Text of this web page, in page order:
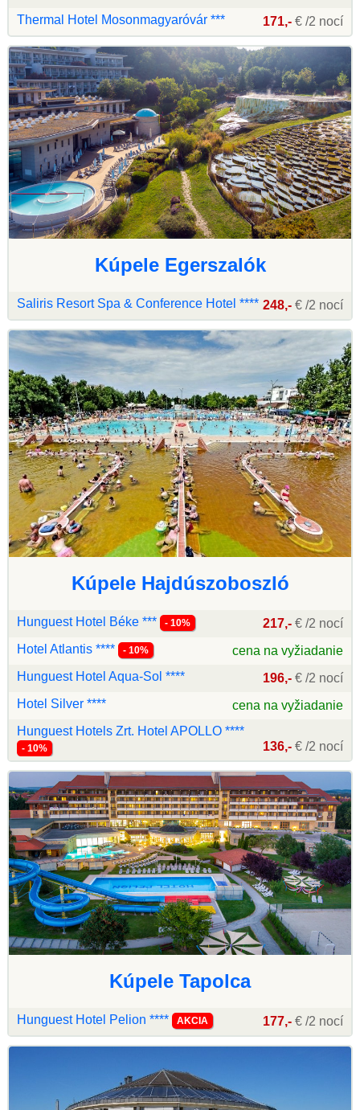
Thermal Hotel Mosonmagyaróvár ***
171,- € /2 nocí
Kúpele Egerszalók
Saliris Resort Spa & Conference Hotel **** 248,- € /2 nocí
Kúpele Hajdúszoboszló
Hunguest Hotel Béke *** - 10% 217,- € /2 nocí
Hotel Atlantis ****
- 10%
cena na vyžiadanie
Hunguest Hotel Aqua-Sol ****
196,- € /2 nocí
Hotel Silver ****
cena na vyžiadanie
Hunguest Hotels Zrt. Hotel APOLLO ****
- 10% 136,- € /2 nocí
Kúpele Tapolca
Hunguest Hotel Pelion **** AKCIA 177,- € /2 nocí